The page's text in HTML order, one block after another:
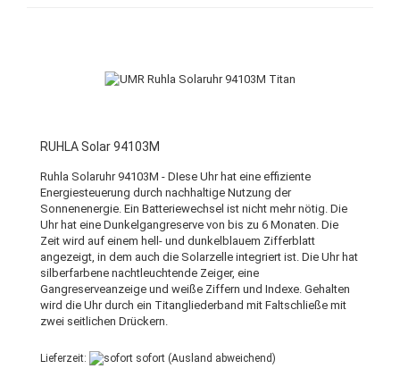
RUHLA Solar 94103M
Ruhla Solaruhr 94103M - DIese Uhr hat eine effiziente
Energiesteuerung durch nachhaltige Nutzung der
Sonnenenergie. Ein Batteriewechsel ist nicht mehr nötig. Die
Uhr hat eine Dunkelgangreserve von bis zu 6 Monaten. Die
Zeit wird auf einem hell- und dunkelblauem Zifferblatt
angezeigt, in dem auch die Solarzelle integriert ist. Die Uhr hat
silberfarbene nachtleuchtende Zeiger, eine
Gangreserveanzeige und weiße Ziffern und Indexe. Gehalten
wird die Uhr durch ein Titangliederband mit Faltschließe mit
zwei seitlichen Drückern.
Lieferzeit: sofort (Ausland abweichend)